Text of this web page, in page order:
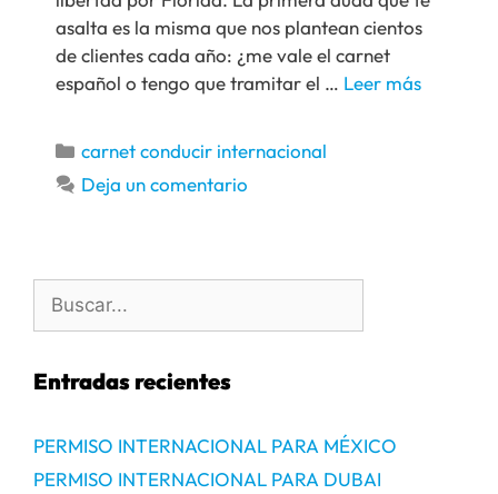
asalta es la misma que nos plantean cientos
de clientes cada año: ¿me vale el carnet
español o tengo que tramitar el … Leer más
carnet conducir internacional
Deja un comentario
Entradas recientes
PERMISO INTERNACIONAL PARA MÉXICO
PERMISO INTERNACIONAL PARA DUBAI